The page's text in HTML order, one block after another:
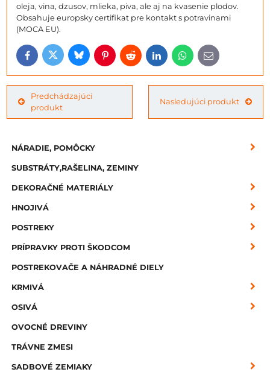
oleja, vina, dzusov, mlieka, piva, ale aj na kvasenie plodov.
Obsahuje europsky certifikat pre kontakt s potravinami
(MOCA EU).
FacebookTwitterBlueskyPinterestRedditLinkedInWhatsApp
E-
mail
Predchádzajúci
produkt
Nasledujúci produkt
NÁRADIE, POMÔCKY
SUBSTRÁTY,RAŠELINA, ZEMINY
DEKORAČNÉ MATERIÁLY
HNOJIVÁ
POSTREKY
PRÍPRAVKY PROTI ŠKODCOM
POSTREKOVAČE A NÁHRADNÉ DIELY
KRMIVÁ
OSIVÁ
OVOCNÉ DREVINY
TRÁVNE ZMESI
SADBOVÉ ZEMIAKY